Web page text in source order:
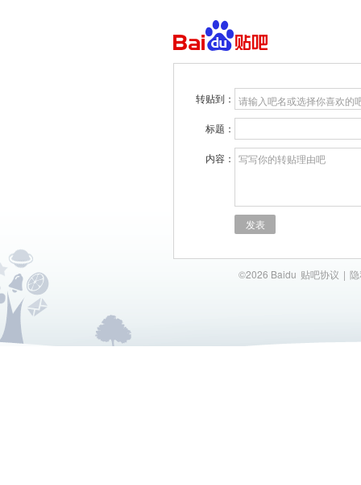
转贴到： 请输入吧名或选择你喜欢的
标题：
内容： 写写你的转贴理由吧
发表
©2026 Baidu 贴吧协议 |